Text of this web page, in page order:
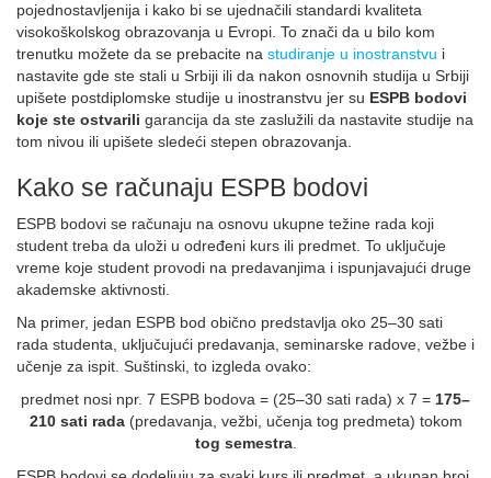
pojednostavljenija i kako bi se ujednačili standardi kvaliteta
visokoškolskog obrazovanja u Evropi. To znači da u bilo kom
trenutku možete da se prebacite na studiranje u inostranstvu i
nastavite gde ste stali u Srbiji ili da nakon osnovnih studija u Srbiji
upišete postdiplomske studije u inostranstvu jer su ESPB bodovi
koje ste ostvarili garancija da ste zaslužili da nastavite studije na
tom nivou ili upišete sledeći stepen obrazovanja.
Kako se računaju ESPB bodovi
ESPB bodovi se računaju na osnovu ukupne težine rada koji
student treba da uloži u određeni kurs ili predmet. To uključuje
vreme koje student provodi na predavanjima i ispunjavajući druge
akademske aktivnosti.
Na primer, jedan ESPB bod obično predstavlja oko 25–30 sati
rada studenta, uključujući predavanja, seminarske radove, vežbe i
učenje za ispit. Suštinski, to izgleda ovako:
predmet nosi npr. 7 ESPB bodova = (25–30 sati rada) x 7 = 175–
210 sati rada(predavanja, vežbi, učenja tog predmeta) tokom
tog semestra.